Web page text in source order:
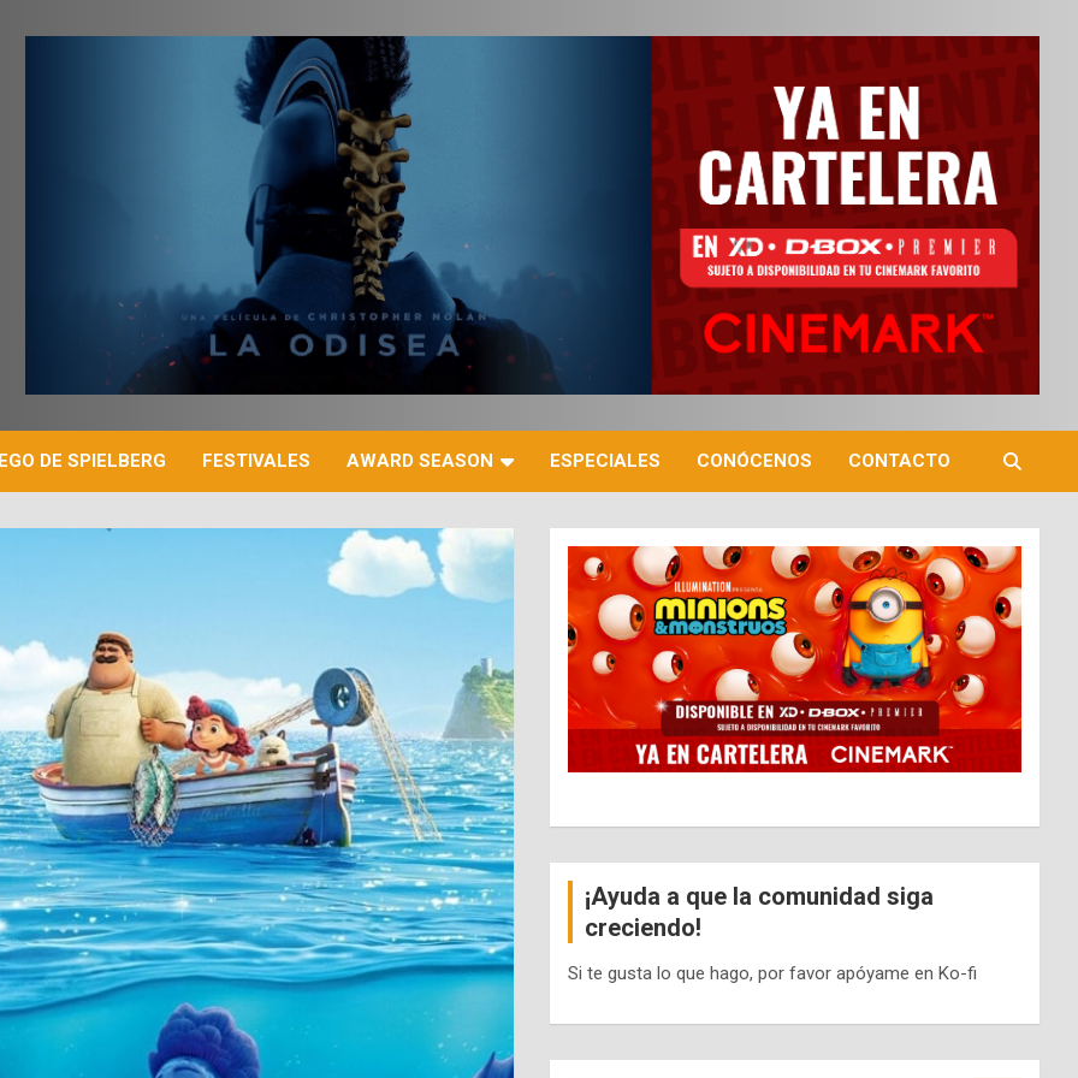
DE SPIELBERG FESTIVALES AWARD SEASON ESPECIALES CONÓCENOS CONTACTO
¡Ayuda a que la comunidad siga
creciendo!
Si te gusta lo que hago, por favor apóyame en Ko-fi